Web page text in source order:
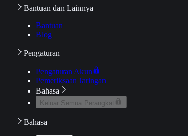
Bantuan dan Lainnya
Bantuan
Blog
Pengaturan
Pengaturan Akun
Pemeriksaan Jaringan
Bahasa
Keluar Semua Perangkat
Bahasa